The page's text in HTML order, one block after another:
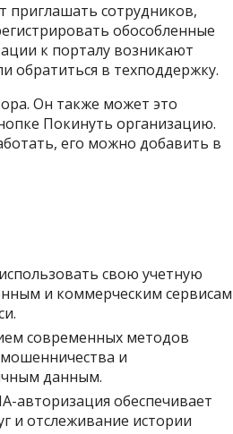
приглашать сотрудников,
обособленные
к порталу возникают
обратиться в техподдержку.
Он также может это
Покинуть организацию.
его можно добавить в
свою учетную
и коммерческим сервисам
современных методов
и
данным.
авторизация обеспечивает
и отслеживание истории